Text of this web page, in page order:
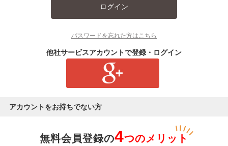
ログイン
パスワードを忘れた方はこちら
他社サービスアカウントで登録・ログイン
アカウントをお持ちでない方
無料会員登録の4つのメリット